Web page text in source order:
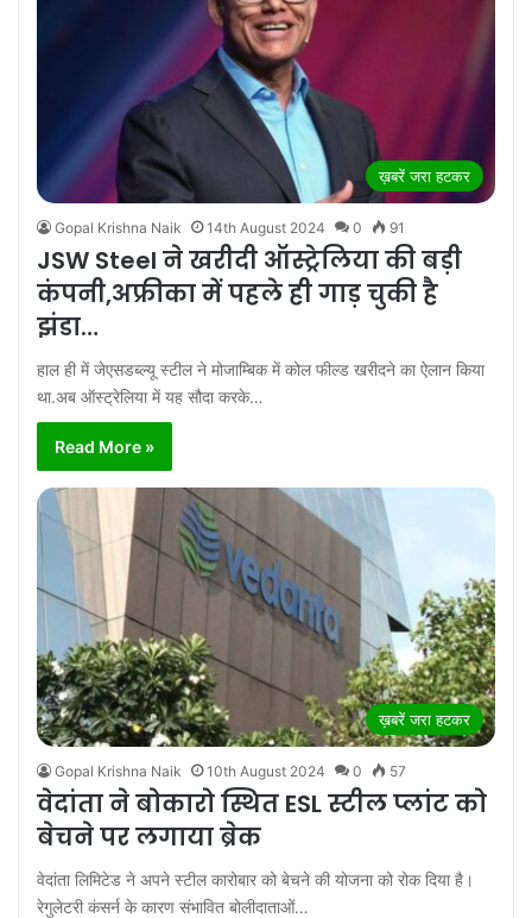
ख़बरें जरा हटकर
Gopal Krishna Naik 14th August 2024 0 91
JSW Steel ने खरीदी ऑस्ट्रेलिया की बड़ी
कंपनी,अफ्रीका में पहले ही गाड़ चुकी है
झंडा…
हाल ही में जेएसडब्ल्यू स्टील ने मोजाम्बिक में कोल फील्ड खरीदने का ऐलान किया
था.अब ऑस्ट्रेलिया में यह सौदा करके…
Read More »
ख़बरें जरा हटकर
Gopal Krishna Naik 10th August 2024 0 57
वेदांता ने बोकारो स्थित ESL स्टील प्लांट को
बेचने पर लगाया ब्रेक
वेदांता लिमिटेड ने अपने स्टील कारोबार को बेचने की योजना को रोक दिया है।
रेगुलेटरी कंसर्न के कारण संभावित बोलीदाताओं…